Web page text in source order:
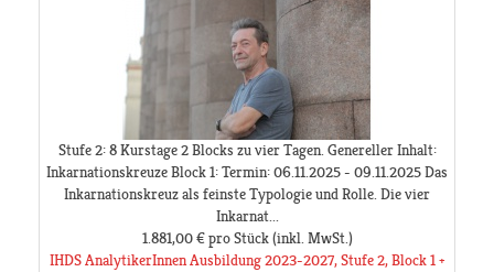
Stufe 2: 8 Kurstage 2 Blocks zu vier Tagen. Genereller Inhalt:
Inkarnationskreuze Block 1: Termin: 06.11.2025 - 09.11.2025 Das
Inkarnationskreuz als feinste Typologie und Rolle. Die vier
Inkarnat...
1.881,00 € pro Stück(inkl. MwSt.)
IHDS AnalytikerInnen Ausbildung 2023-2027, Stufe 2, Block 1 +